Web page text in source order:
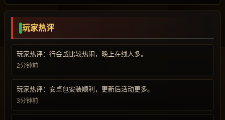
玩家热评
玩家热评：行会战比较热闹，晚上在线人多。
2分钟前
玩家热评：安卓包安装顺利，更新后活动更多。
3分钟前